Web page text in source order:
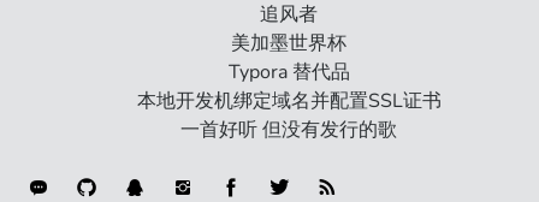
追风者
美加墨世界杯
Typora 替代品
本地开发机绑定域名并配置SSL证书
一首好听 但没有发行的歌